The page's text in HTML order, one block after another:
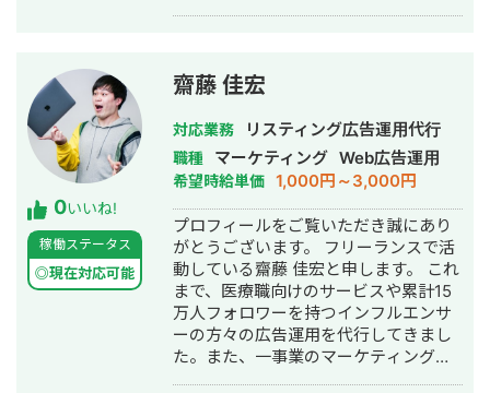
・商品開発 ・集客 ・販売 までの流れ
をゼロから構築し、実装することをメ
インの仕事として行っていました。 特
に得意な分野がDRMです。 取得したリ
ストに対して教育〜販売までの流れを
構築し、成約率とLTVを上げることに
絶対的な自信を持っています。 ◆LINE
公式アカウント（APIツールで機能拡張
したもの） ◆メルマガ を用いて上記の
DRMを行なっています。 特にLINE構築
に関しては構築実績50アカウントを超
えているので豊富なノウハウを蓄えて
います。 LINE構築を行なったジャンル
をざっと挙げると ・学習塾 ・家庭教師
・動画編集のオンラインスクール ・居
0いいね!
稼働ステータス
◎現在対応可能
齋藤 佳宏
対応業務 リスティング広告運用代行
職種 マーケティング Web広告運用
希望時給単価 1,000円～3,000円
プロフィールをご覧いただき誠にあり
がとうございます。 フリーランスで活
動している齋藤 佳宏と申します。 これ
まで、医療職向けのサービスや累計15
万人フォロワーを持つインフルエンサ
ーの方々の広告運用を代行してきまし
た。また、一事業のマーケティングを1